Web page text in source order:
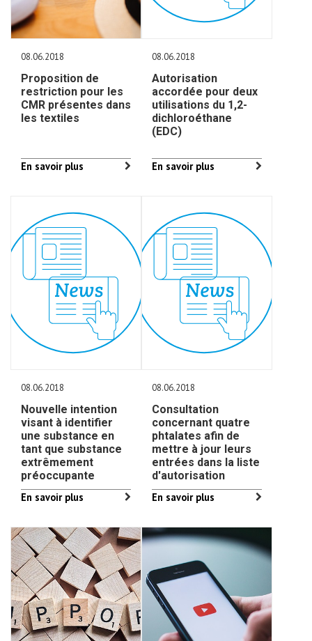
08.06.2018
Proposition de
restriction pour les
CMR présentes dans
les textiles
En savoir plus
08.06.2018
Autorisation
accordée pour deux
utilisations du 1,2-
dichloroéthane
(EDC)
En savoir plus
08.06.2018
Nouvelle intention
visant à identifier
une substance en
tant que substance
extrêmement
préoccupante
En savoir plus
08.06.2018
Consultation
concernant quatre
phtalates afin de
mettre à jour leurs
entrées dans la liste
d'autorisation
En savoir plus